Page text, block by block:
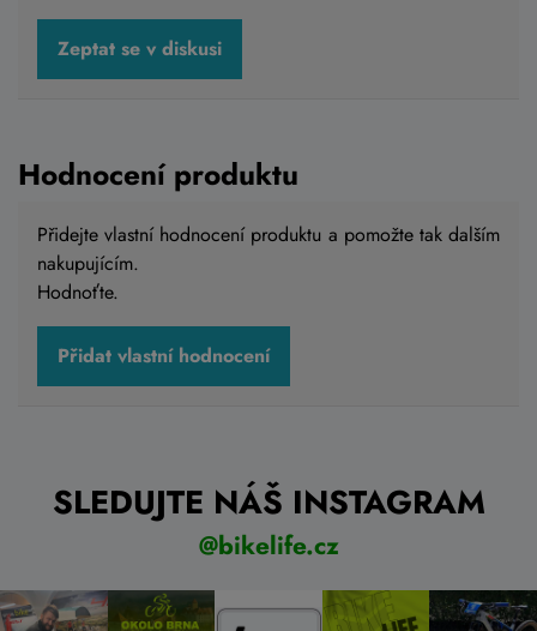
dámské elektrokolo Cube Reaction Hybrid
PRO 600 Easy Entry nebular´n´dazzlee 2026
76 999 Kč
S-15"
Detail
Zeptat se v diskusi
Hodnocení produktu
Přidejte vlastní hodnocení produktu a pomožte tak dalším
nakupujícím.
Hodnoťte.
Přidat vlastní hodnocení
SLEDUJTE NÁŠ INSTAGRAM
@bikelife.cz